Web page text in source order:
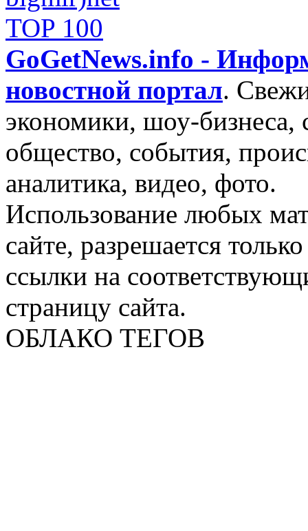
GoGetNews.info -
новостной портал.
экономики, шоу-бизнеса,
общество, события,
аналитика, видео, фото.
Использование любых
сайте, разрешается
ссылки на
страницу сайта.
ОБЛАКО ТЕГОВ